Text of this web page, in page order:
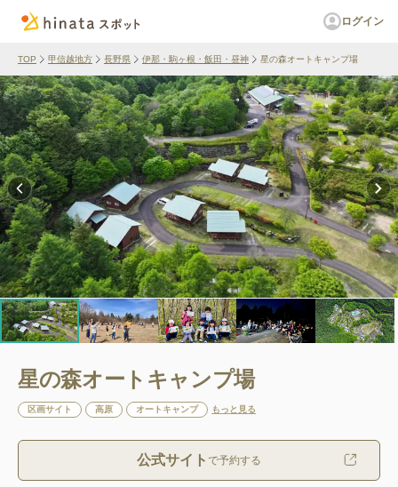
ログイン
TOP 甲信越地方 長野県 伊那・駒ヶ根・飯田・昼神 星の森オートキャンプ場
星の森オートキャンプ場
区画サイト 高原 オートキャンプ もっと見る
公式サイト で予約する